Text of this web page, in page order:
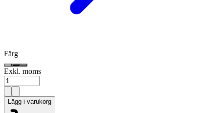
Färg
Exkl. moms
Lägg i varukorg